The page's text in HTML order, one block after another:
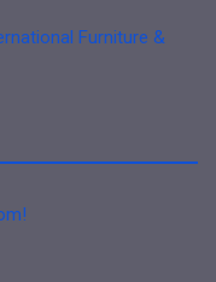
Furniture &